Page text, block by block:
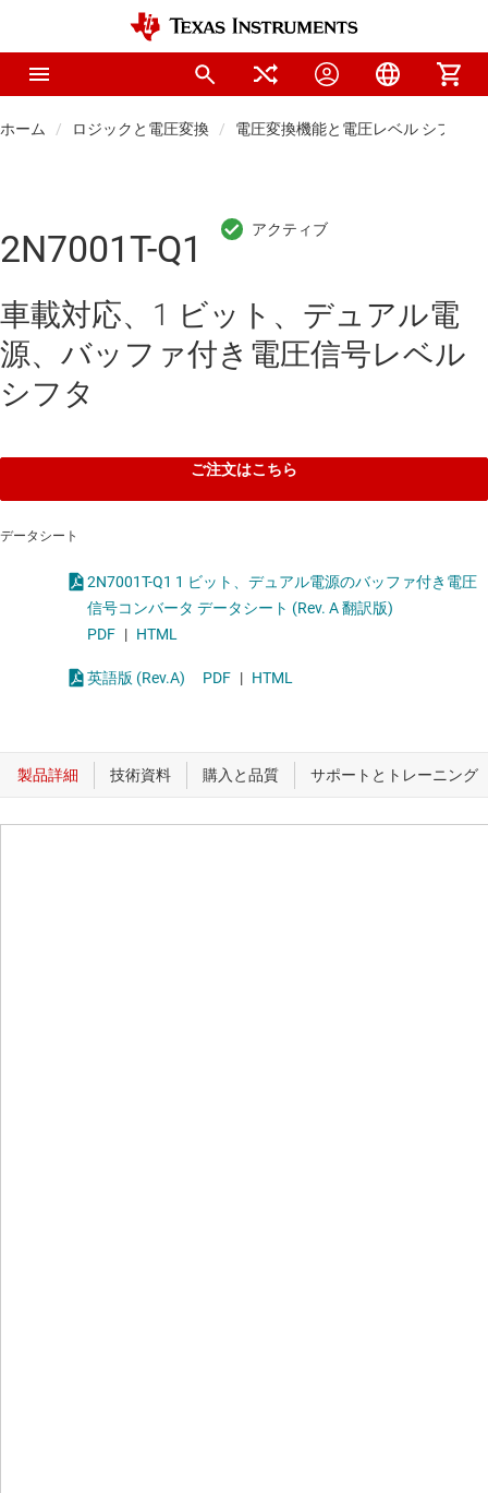
ホーム ロジックと電圧変換 電圧変換機能と電圧レベル シフタ
2N7001T-Q1
車載対応、1 ビット、デュアル電
源、バッファ付き電圧信号レベル
シフタ
ご注文はこちら
データシート
2N7001T-Q1 1 ビット、デュアル電源のバッファ付き電圧
信号コンバータ データシート (Rev. A 翻訳版)
PDF | HTML
英語版 (Rev.A) PDF | HTML